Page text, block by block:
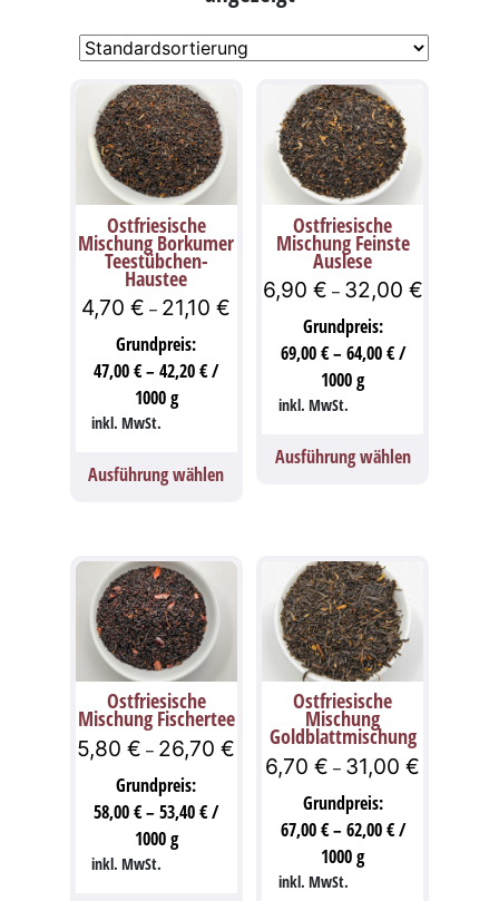
Ostfriesische
Mischung Borkumer
Teestübchen-
Haustee
4,70€ – 21,10€
Grundpreis:
47,00€–42,20€/
1000g
inkl. MwSt.
Ausführung wählen
Ostfriesische
Mischung Feinste
Auslese
6,90 € – 32,00 €
Grundpreis:
69,00€– 64,00€/
1000g
inkl. MwSt.
Ausführung wählen
Ostfriesische
Mischung Fischertee
5,80€ – 26,70€
Grundpreis:
58,00€–53,40€/
1000g
inkl. MwSt.
Ostfriesische
Mischung
Goldblattmischung
6,70€ – 31,00€
Grundpreis:
67,00€– 62,00€/
1000g
inkl. MwSt.